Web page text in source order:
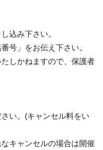
込み下さい。
号」をお伝え下さい。
しかねますので、保護者
い。(キャンセル料をい
キャンセルの場合は開催